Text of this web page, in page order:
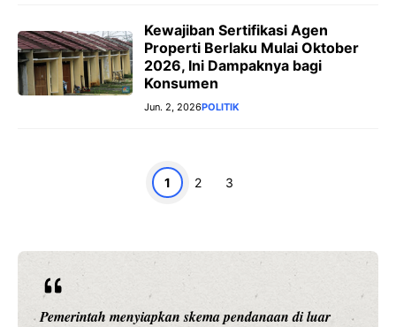
Kewajiban Sertifikasi Agen
Properti Berlaku Mulai Oktober
2026, Ini Dampaknya bagi
Konsumen
Jun. 2, 2026POLITIK
Page
1 Page
2 Page
3
Pemerintah menyiapkan skema pendanaan di luar